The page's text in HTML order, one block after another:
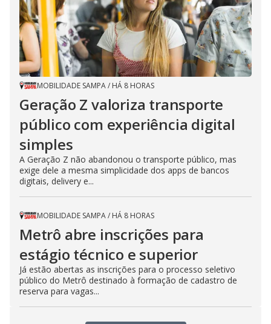
MOBILIDADE SAMPA/ HÁ 8 HORAS
Geração Z valoriza transporte
público com experiência digital
simples
A Geração Z não abandonou o transporte público, mas
exige dele a mesma simplicidade dos apps de bancos
digitais, delivery e...
MOBILIDADE SAMPA/ HÁ 8 HORAS
Metrô abre inscrições para
estágio técnico e superior
Já estão abertas as inscrições para o processo seletivo
público do Metrô destinado à formação de cadastro de
reserva para vagas...